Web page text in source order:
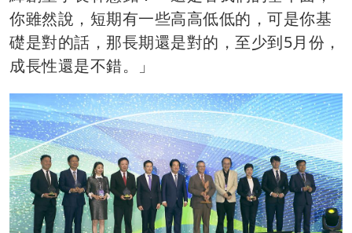
你雖然說，短期有一些高高低低的，可是你基
礎是對的話，那長期還是對的，至少到5月份，
成長性還是不錯。」